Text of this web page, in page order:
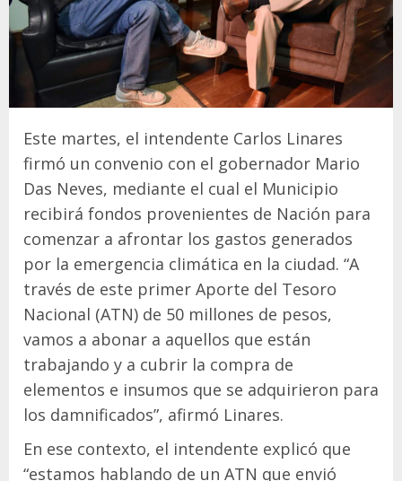
Este martes, el intendente Carlos Linares
firmó un convenio con el gobernador Mario
Das Neves, mediante el cual el Municipio
recibirá fondos provenientes de Nación para
comenzar a afrontar los gastos generados
por la emergencia climática en la ciudad. “A
través de este primer Aporte del Tesoro
Nacional (ATN) de 50 millones de pesos,
vamos a abonar a aquellos que están
trabajando y a cubrir la compra de
elementos e insumos que se adquirieron para
los damnificados”, afirmó Linares.
En ese contexto, el intendente explicó que
“estamos hablando de un ATN que envió